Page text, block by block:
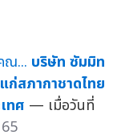
บริษัท ซัมมิท
สภากาชาดไทย
ทศ — เมื่อวันที่